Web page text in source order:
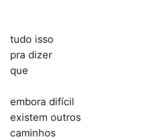
tudo isso
pra dizer
que
embora difícil
existem outros
caminhos